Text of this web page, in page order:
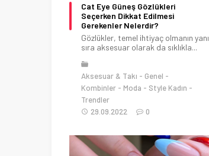
Cat Eye Güneş Gözlükleri
Seçerken Dikkat Edilmesi
Gerekenler Nelerdir?
Gözlükler, temel ihtiyaç olmanın yanı
sıra aksesuar olarak da sıklıkla...
Aksesuar & Takı
Genel
Kombinler
Moda
Style Kadın
Trendler
29.09.2022
0